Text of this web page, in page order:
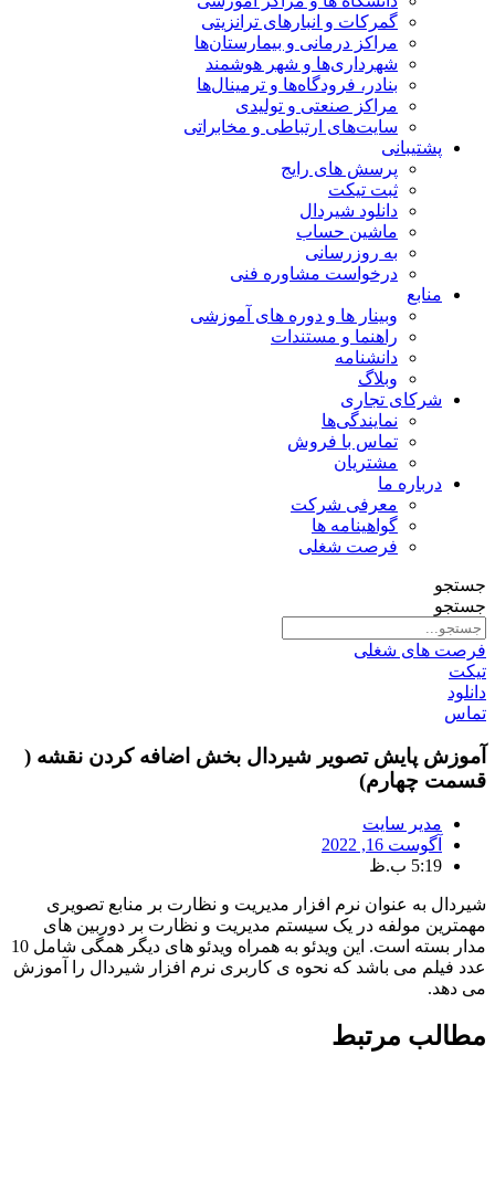
گمرکات و انبارهای ترانزیتی
مراکز درمانی و بیمارستان‌ها
شهرداری‌ها و شهر هوشمند
بنادر، فرودگاه‌ها و ترمینال‌ها
مراکز صنعتی و تولیدی
سایت‌های ارتباطی و مخابراتی
پشتیبانی
پرسش های رایج
ثبت تیکت
دانلود شیردال
ماشین حساب
به روزرسانی
درخواست مشاوره فنی
منابع
وبینار ها و دوره های آموزشی
راهنما و مستندات
دانشنامه
وبلاگ
شرکای تجاری
نمایندگی‌ها
تماس با فروش
مشتریان
درباره ما
معرفی شرکت
گواهینامه ها
فرصت شغلی
جستجو
جستجو
فرصت های شغلی
تیکت
دانلود
تماس
آموزش پایش تصویر شیردال بخش اضافه کردن نقشه (
قسمت چهارم)
مدیر سایت
آگوست 16, 2022
5:19 ب.ظ
شیردال به عنوان نرم افزار مدیریت و نظارت بر منابع تصویری
مهمترین مولفه در یک سیستم مدیریت و نظارت بر دوربین های
مدار بسته است. این ویدئو به همراه ویدئو های دیگر همگی شامل 10
عدد فیلم می باشد که نحوه ی کاربری نرم افزار شیردال را آموزش
می دهد.
مطالب مرتبط